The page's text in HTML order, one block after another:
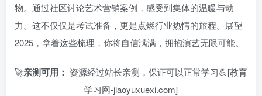
物。通过社区讨论艺术营销案例，感受到集体的温暖与动
力。这不仅仅是考试准备，更是点燃行业热情的旅程。展望
2025，拿着这些梳理，你将自信满满，拥抱演艺无限可能。
🚀亲测可用： 资源经过站长亲测，保证可以正常学习💪[教育
学习网-jiaoyuxuexi.com]